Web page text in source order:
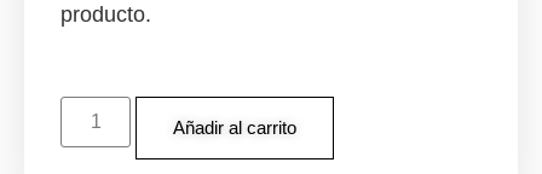
producto.
Añadir al carrito